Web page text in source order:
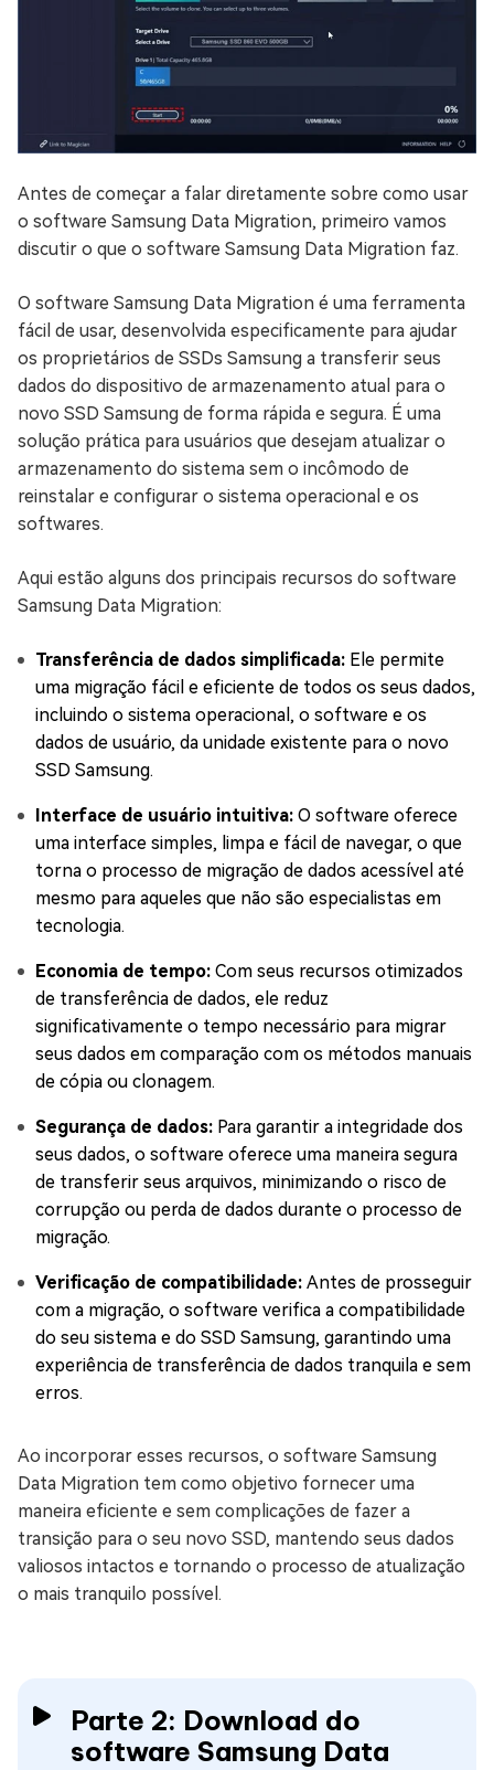
Antes de começar a falar diretamente sobre como usar
o software Samsung Data Migration, primeiro vamos
discutir o que o software Samsung Data Migration faz.
O software Samsung Data Migration é uma ferramenta
fácil de usar, desenvolvida especificamente para ajudar
os proprietários de SSDs Samsung a transferir seus
dados do dispositivo de armazenamento atual para o
novo SSD Samsung de forma rápida e segura. É uma
solução prática para usuários que desejam atualizar o
armazenamento do sistema sem o incômodo de
reinstalar e configurar o sistema operacional e os
softwares.
Aqui estão alguns dos principais recursos do software
Samsung Data Migration:
Transferência de dados simplificada: Ele permite
uma migração fácil e eficiente de todos os seus dados,
incluindo o sistema operacional, o software e os
dados de usuário, da unidade existente para o novo
SSD Samsung.
Interface de usuário intuitiva: O software oferece
uma interface simples, limpa e fácil de navegar, o que
torna o processo de migração de dados acessível até
mesmo para aqueles que não são especialistas em
tecnologia.
Economia de tempo: Com seus recursos otimizados
de transferência de dados, ele reduz
significativamente o tempo necessário para migrar
seus dados em comparação com os métodos manuais
de cópia ou clonagem.
Segurança de dados: Para garantir a integridade dos
seus dados, o software oferece uma maneira segura
de transferir seus arquivos, minimizando o risco de
corrupção ou perda de dados durante o processo de
migração.
Verificação de compatibilidade: Antes de prosseguir
com a migração, o software verifica a compatibilidade
do seu sistema e do SSD Samsung, garantindo uma
experiência de transferência de dados tranquila e sem
erros.
Ao incorporar esses recursos, o software Samsung
Data Migration tem como objetivo fornecer uma
maneira eficiente e sem complicações de fazer a
transição para o seu novo SSD, mantendo seus dados
valiosos intactos e tornando o processo de atualização
o mais tranquilo possível.
Parte 2: Download do
software Samsung Data